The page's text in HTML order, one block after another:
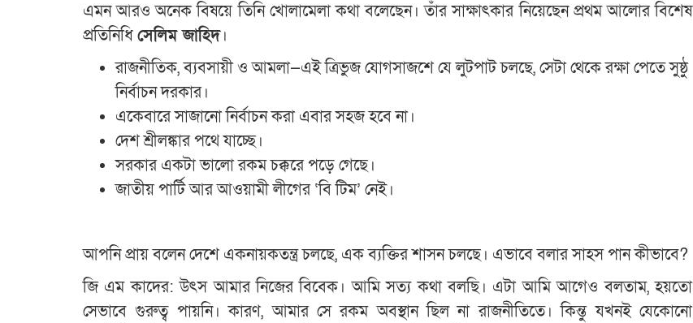
এমন আরও অনেক বিষয়ে তিনি খোলামেলা কথা বলেছেন। তাঁর সাক্ষাৎকার নিয়েছেন প্রথম আলোর বিশেষ
প্রতিনিধিসেলিম জাহিদ।
রাজনীতিক, ব্যবসায়ী ও আমলা—এই ত্রিভুজ যোগসাজশে যে লুটপাট চলছে, সেটা থেকে রক্ষা পেতে সুষ্ঠু
নির্বাচন দরকার।
একেবারে সাজানো নির্বাচন করা এবার সহজ হবে না।
দেশ শ্রীলঙ্কার পথে যাচ্ছে।
সরকার একটা ভালো রকম চক্করে পড়ে গেছে।
জাতীয় পার্টি আর আওয়ামী লীগের ‘বি টিম’ নেই।
আপনি প্রায় বলেন দেশে একনায়কতন্ত্র চলছে, এক ব্যক্তির শাসন চলছে। এভাবে বলার সাহস পান কীভাবে?
জি এম কাদের: উৎস আমার নিজের বিবেক। আমি সত্য কথা বলছি। এটা আমি আগেও বলতাম, হয়তো
সেভাবে গুরুত্ব পায়নি। কারণ, আমার সে রকম অবস্থান ছিল না রাজনীতিতে। কিন্তু যখনই যেকোনো